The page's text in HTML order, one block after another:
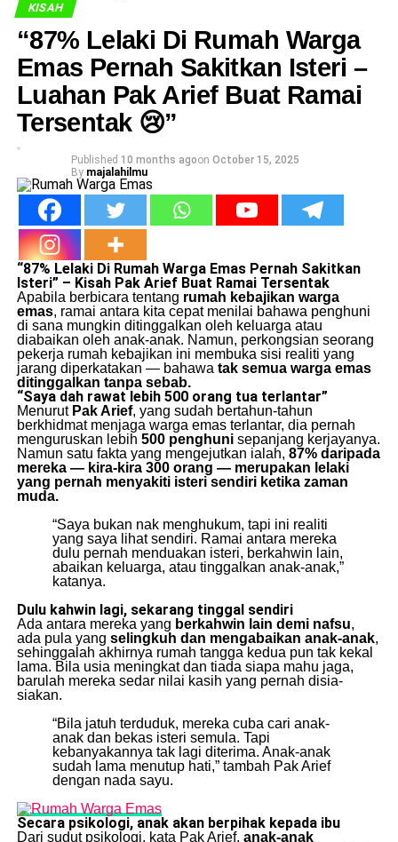
KISAH
“87% Lelaki Di Rumah Warga
Emas Pernah Sakitkan Isteri –
Luahan Pak Arief Buat Ramai
Tersentak 😢”
Published 10 months agoon October 15, 2025
By majalahilmu
“87% Lelaki Di Rumah Warga Emas Pernah Sakitkan
Isteri” – Kisah Pak Arief Buat Ramai Tersentak
Apabila berbicara tentang rumah kebajikan warga
emas, ramai antara kita cepat menilai bahawa penghuni
di sana mungkin ditinggalkan oleh keluarga atau
diabaikan oleh anak-anak. Namun, perkongsian seorang
pekerja rumah kebajikan ini membuka sisi realiti yang
jarang diperkatakan — bahawa tak semua warga emas
ditinggalkan tanpa sebab.
“Saya dah rawat lebih 500 orang tua terlantar”
Menurut Pak Arief, yang sudah bertahun-tahun
berkhidmat menjaga warga emas terlantar, dia pernah
menguruskan lebih 500 penghunisepanjang kerjayanya.
Namun satu fakta yang mengejutkan ialah, 87% daripada
mereka — kira-kira 300 orang — merupakan lelaki
yang pernah menyakiti isteri sendiri ketika zaman
muda.
“Saya bukan nak menghukum, tapi ini realiti
yang saya lihat sendiri. Ramai antara mereka
dulu pernah menduakan isteri, berkahwin lain,
abaikan keluarga, atau tinggalkan anak-anak,”
katanya.
Dulu kahwin lagi, sekarang tinggal sendiri
Ada antara mereka yang berkahwin lain demi nafsu,
ada pula yang selingkuh dan mengabaikan anak-anak,
sehinggalah akhirnya rumah tangga kedua pun tak kekal
lama. Bila usia meningkat dan tiada siapa mahu jaga,
barulah mereka sedar nilai kasih yang pernah disia-
siakan.
“Bila jatuh terduduk, mereka cuba cari anak-
anak dan bekas isteri semula. Tapi
kebanyakannya tak lagi diterima. Anak-anak
sudah lama menutup hati,” tambah Pak Arief
dengan nada sayu.
Secara psikologi, anak akan berpihak kepada ibu
Dari sudut psikologi, kata Pak Arief, anak-anak